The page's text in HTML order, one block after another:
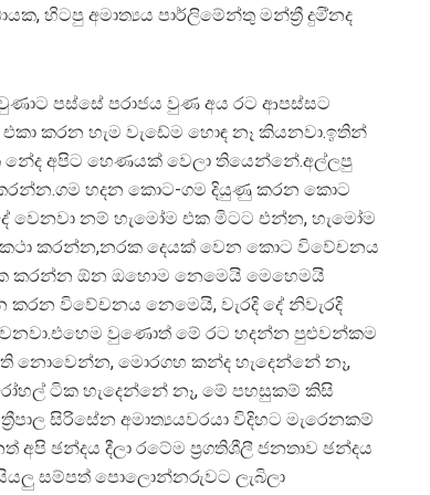
හිටපු අමාත්‍යය පාර්ලිමේන්තු මන්ත්‍රී දුමි්නද
වුණාට පස්සේ පරාජය වුණ අය රට ආපස්සට
කරන හැම වැඩේම හොඳ නෑ කියනවා.ඉතින්
අපිට හෙණයක් වෙලා තියෙන්නේ.අල්ලපු
කරන්න.ගම හදන කොට-ගම දියුණු කරන කොට
වෙනවා නම් හැමෝම එක මිටට එන්න, හැමෝම
කරන්න,නරක දෙයක් වෙන කොට විවේචනය
කරන්න ඕන ඔහොම නෙමෙයි මෙහෙමයි
විවේචනය නෙමෙයි, වැරදි දේ නිවැරදි
වුණොත් මේ රට හදන්න පුළුවන්කම
නොවෙන්න, මොරගහ කන්ද හැදෙන්නේ නෑ,
ටික හැදෙන්නේ නෑ, මේ පහසුකම් කිසි
සිරිසේන අමාත්‍යයවරයා විදිහට මැරෙනකම්
ඡන්දය දීලා රටේම ප්‍රගතිශීලී ජනතාව ඡන්දය
සම්පත් පොලොන්නරුවට ලැබිලා